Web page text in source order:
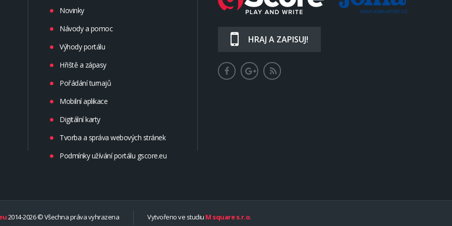
Novinky
Návody a pomoc
Výhody portálu
Hřiště a zápasy
Pořádání turnajů
Mobilní aplikace
Digitální karty
Tvorba a správa webových stránek
Podmínky užívání portálu gscore.eu
HRAJ A ZAPISUJ!
2014-2026 © Všechna práva vyhrazena Vytvořeno ve studiu M square s.r.o.